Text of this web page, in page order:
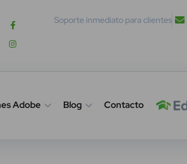
Soporte inmediato para clientes
Adobe Blog Contacto